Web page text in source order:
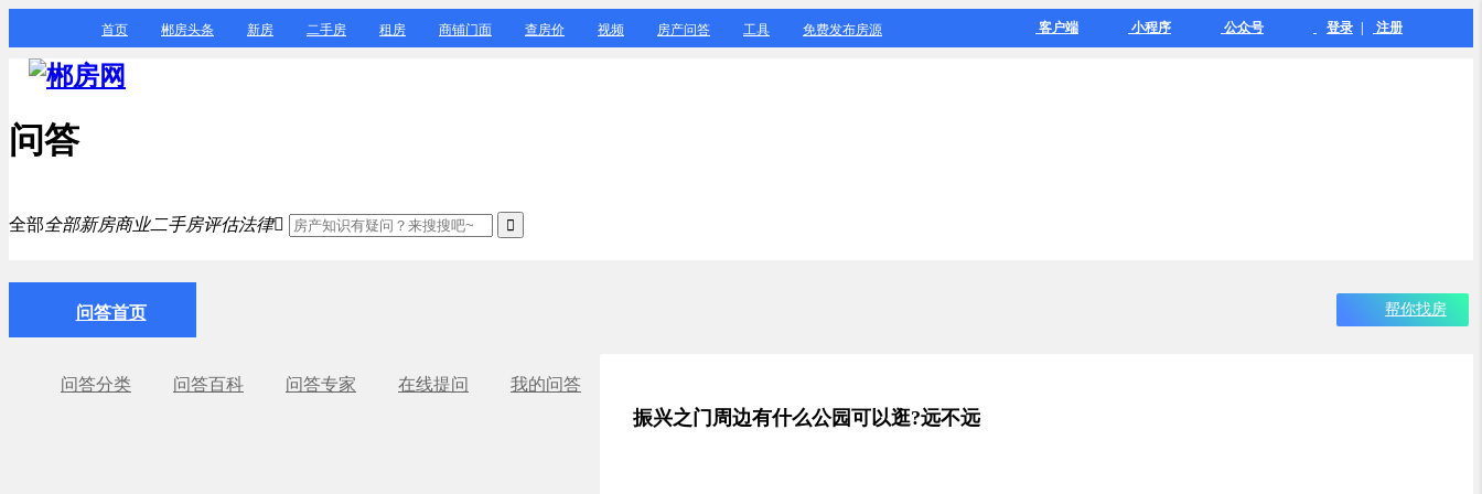
首页 郴房头条 新房 二手房 租房 商铺门面 查房价 视频 房产问答 工具 免费发布房源 客户端 小程序 公众号 登录 注册
问答
全部全部新房商业二手房评估法律
问答首页
问答分类 问答百科 问答专家 在线提问 我的问答
帮你找房
振兴之门周边有什么公园可以逛?远不远